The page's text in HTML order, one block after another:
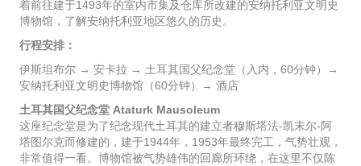
着前往建于1493年的室内市集及仓库所改建的安纳托利亚文明史
博物馆，了解安纳托利亚地区悠久的历史。
行程安排：
伊斯坦布尔 → 安卡拉 → 土耳其国父纪念堂（入内，60分钟）→
安纳托利亚文明史博物馆（60分钟）→ 酒店
土耳其国父纪念堂 Ataturk Mausoleum
这座纪念堂是为了纪念现代土耳其的建立者穆斯塔法-凯末尔-阿
塔图尔克而修建的，建于1944年，1953年最终完工，气势壮观，
非常值得一看。博物馆被气势雄伟的回廊所环绕，在这里不仅陈